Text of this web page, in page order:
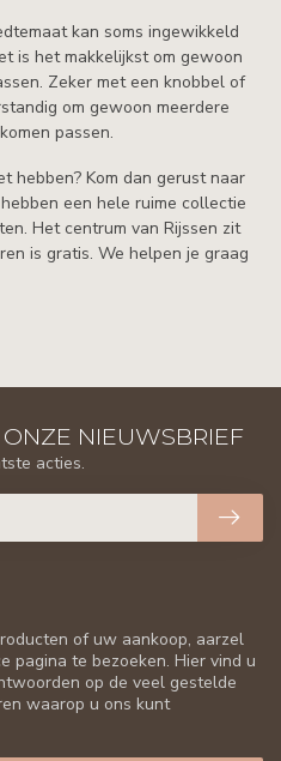
kan soms ingewikkeld
is het makkelijkst om gewoon
Zeker met een knobbel of
om gewoon meerdere
passen.
hebben? Kom dan gerust naar
een hele ruime collectie
Het centrum van Rijssen zit
is gratis. We helpen je graag
of uw aankoop, aarzel
pagina te bezoeken. Hier vind u
op de veel gestelde
waarop u ons kunt
NIEUWSBRIEF
acties.